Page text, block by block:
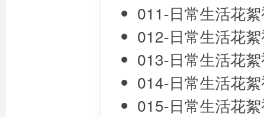
011-日常生活花
012-日常生活花
013-日常生活花
014-日常生活花
015-日常生活花